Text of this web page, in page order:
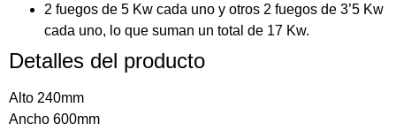
2 fuegos de 5 Kw cada uno y otros 2 fuegos de 3’5 Kw
cada uno, lo que suman un total de 17 Kw.
Detalles del producto
Alto 240mm
Ancho 600mm